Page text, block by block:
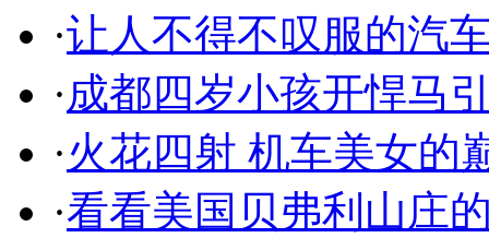
·让人不得不叹服的汽
·成都四岁小孩开悍马
·火花四射 机车美女的
·看看美国贝弗利山庄